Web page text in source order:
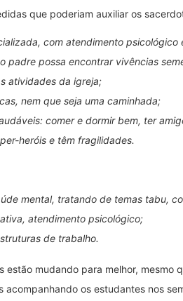
que poderiam auxiliar os
com atendimento psicológico
padre possa encontrar vivências
atividades da igreja;
nem que seja uma caminhada;
comer e dormir bem, ter
heróis e têm fragilidades.
mental, tratando de temas tabu,
atendimento psicológico;
de trabalho.
estão mudando para melhor,
os estudantes nos